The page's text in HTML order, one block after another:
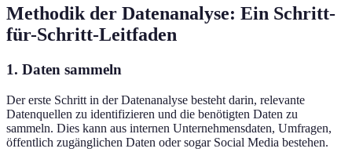
Methodik der Datenanalyse: Ein Schritt-
für-Schritt-Leitfaden
1. Daten sammeln
Der erste Schritt in der Datenanalyse besteht darin, relevante
Datenquellen zu identifizieren und die benötigten Daten zu
sammeln. Dies kann aus internen Unternehmensdaten, Umfragen,
öffentlich zugänglichen Daten oder sogar Social Media bestehen.